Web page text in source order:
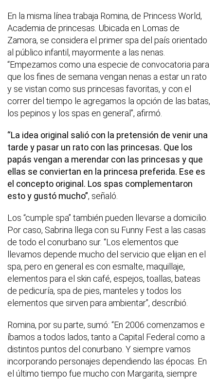
En la misma línea trabaja Romina, de Princess World,
Academia de princesas. Ubicada en Lomas de
Zamora, se considera el primer spa del país orientado
al público infantil, mayormente a las nenas.
“Empezamos como una especie de convocatoria para
que los fines de semana vengan nenas a estar un rato
y se vistan como sus princesas favoritas, y con el
correr del tiempo le agregamos la opción de las batas,
los pepinos y los spas en general”, afirmó.
“La idea original salió con la pretensión de venir una
tarde y pasar un rato con las princesas. Que los
papás vengan a merendar con las princesas y que
ellas se conviertan en la princesa preferida. Ese es
el concepto original. Los spas complementaron
esto y gustó mucho”, señaló.
Los “cumple spa” también pueden llevarse a domicilio.
Por caso, Sabrina llega con su Funny Fest a las casas
de todo el conurbano sur. “Los elementos que
llevamos depende mucho del servicio que elijan en el
spa, pero en general es con esmalte, maquillaje,
elementos para el skin café, espejos, toallas, bateas
de pedicuría, spa de pies, manteles y todos los
elementos que sirven para ambientar”, describió.
Romina, por su parte, sumó: “En 2006 comenzamos e
íbamos a todos lados, tanto a Capital Federal como a
distintos puntos del conurbano. Y siempre vamos
incorporando personajes dependiendo las épocas. En
el último tiempo fue mucho con Margarita, siempre